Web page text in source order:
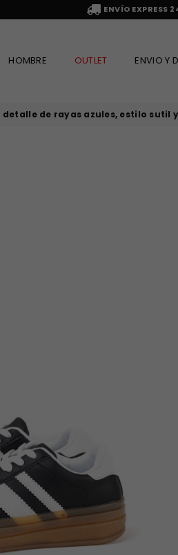
ENVÍO EXPRESS
HOMBRE OUTLET ENVIO Y
de rayas azules, estilo sutil